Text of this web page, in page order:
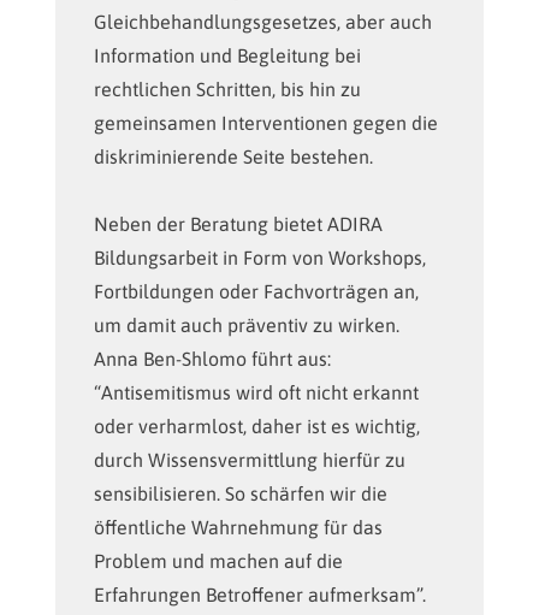
Gleichbehandlungsgesetzes, aber auch
Information und Begleitung bei
rechtlichen Schritten, bis hin zu
gemeinsamen Interventionen gegen die
diskriminierende Seite bestehen.
Neben der Beratung bietet ADIRA
Bildungsarbeit in Form von Workshops,
Fortbildungen oder Fachvorträgen an,
um damit auch präventiv zu wirken.
Anna Ben-Shlomo führt aus:
“Antisemitismus wird oft nicht erkannt
oder verharmlost, daher ist es wichtig,
durch Wissensvermittlung hierfür zu
sensibilisieren. So schärfen wir die
öffentliche Wahrnehmung für das
Problem und machen auf die
Erfahrungen Betroffener aufmerksam”.